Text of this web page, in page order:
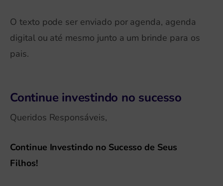
O texto pode ser enviado por agenda, agenda
digital ou até mesmo junto a um brinde para os
pais.
Continue investindo no sucesso
Queridos Responsáveis,
Continue Investindo no Sucesso de Seus
Filhos!